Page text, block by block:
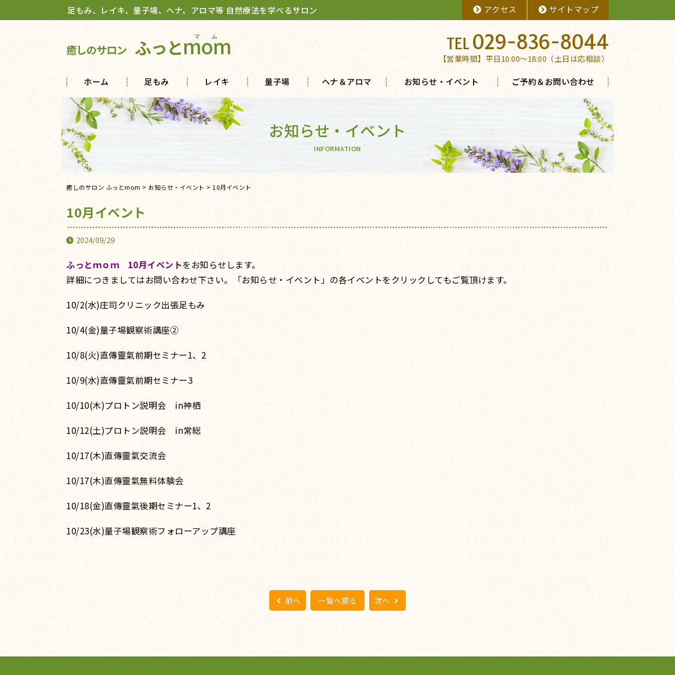
足もみ、レイキ、量子場、ヘナ、アロマ等 自然療法を学べるサロン アクセス サイトマップ
癒しのサロン ふっとmom 029-836-8044
【営業時間】平日10:00～18:00（土日は応相談）
ホーム 足もみ レイキ 量子場 ヘナ＆アロマ お知らせ・イベント ご予約＆お問い合わせ
お知らせ・イベント
INFORMATION
癒しのサロン ふっとmom > お知らせ・イベント > 10月イベント
10月イベント
2024/09/29
ふっとｍｏｍ 10月イベントをお知らせします。
詳細につきましてはお問い合わせ下さい。「お知らせ・イベント」の各イベントをクリックしてもご覧頂けます。
10/2(水)庄司クリニック出張足もみ
10/4(金)量子場観察術講座②
10/8(火)直傳靈氣前期セミナー1、2
10/9(水)直傳靈氣前期セミナー3
10/10(木)プロトン説明会 in神栖
10/12(土)プロトン説明会 in常総
10/17(木)直傳靈氣交流会
10/17(木)直傳靈氣無料体験会
10/18(金)直傳靈氣後期セミナー1、2
10/23(水)量子場観察術フォローアップ講座
前へ 一覧へ戻る 次へ